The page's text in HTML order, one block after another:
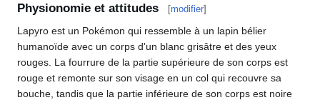
Physionomie et attitudes [modifier]
Lapyro est un Pokémon qui ressemble à un lapin bélier
humanoïde avec un corps d'un blanc grisâtre et des yeux
rouges. La fourrure de la partie supérieure de son corps est
rouge et remonte sur son visage en un col qui recouvre sa
bouche, tandis que la partie inférieure de son corps est noire